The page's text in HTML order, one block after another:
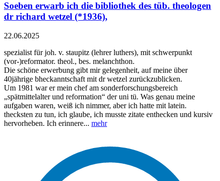
Soeben erwarb ich die bibliothek des tüb. theologen
dr richard wetzel (*1936),
22.06.2025
spezialist für joh. v. staupitz (lehrer luthers), mit schwerpunkt
(vor-)reformator. theol., bes. melanchthon.
Die schöne erwerbung gibt mir gelegenheit, auf meine über
40jährige bheckanntschaft mit dr wetzel zurückzublicken.
Um 1981 war er mein chef am sonderforschungsbereich
„spätmittelalter und reformation“ der uni tü. Was genau meine
aufgaben waren, weiß ich nimmer, aber ich hatte mit latein.
thecksten zu tun, ich glaube, ich musste zitate enthecken und kursiv
hervorheben. Ich erinnere... mehr